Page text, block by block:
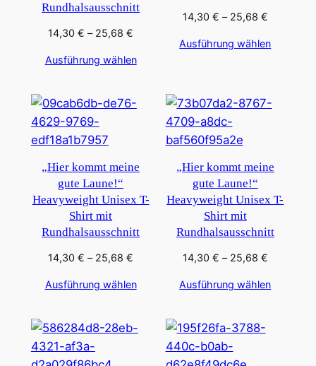
Rundhalsausschnitt
14,30€ – 25,68€
bis
Ausführung wählen
14,30 € – 25,68 €
bis
Ausführung wählen
„Hier kommt meine
gute Laune!“
Heavyweight Unisex T-
Shirt mit
Rundhalsausschnitt
14,30€ – 25,68€ Preisspanne:
bis
Ausführung wählen
„Hier kommt meine
gute Laune!“
Heavyweight Unisex T-
Shirt mit
Rundhalsausschnitt
14,30 € – 25,68 €
bis
Ausführung wählen